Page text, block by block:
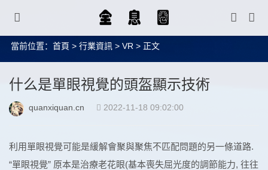
當前位置： 首頁 > 行業資訊 > VR > 正文
什么是單眼視覺的頭盔顯示技術
quanxiquan.cn 2022-11-18 09:02:00
利用單眼視覺可能是緩解會聚與聚焦不匹配問題的另一條道路.
“單眼視覺” 原本是治療老花眼(基本喪失屈光度的調節能力, 往往